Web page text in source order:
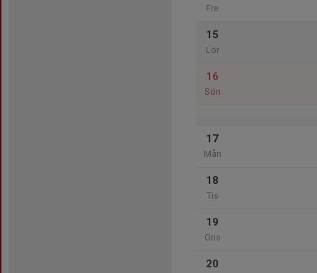
Fre
15
Lör
16
Sön
17
Mån
18
Tis
19
Ons
20